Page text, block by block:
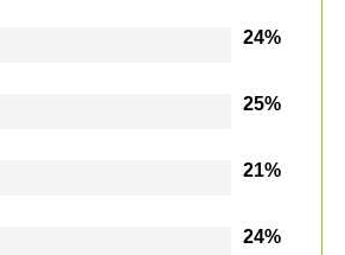
24%
25%
21%
24%